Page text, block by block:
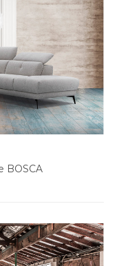
BOSCA